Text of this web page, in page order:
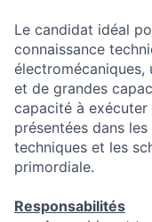
Le candidat idéal
connaissance
électromécaniques,
et de grandes
capacité à
présentées dans
techniques et les
primordiale.
Responsabilités